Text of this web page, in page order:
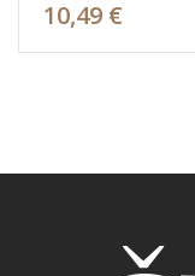
10,49 €